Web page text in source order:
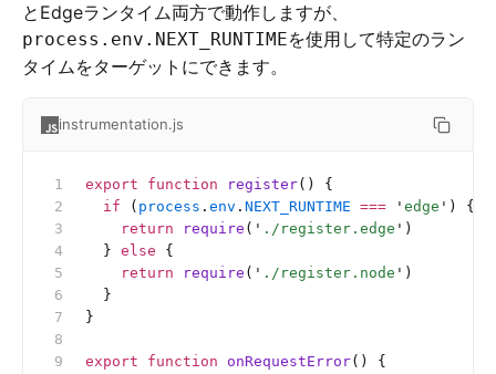
とEdgeランタイム両方で動作しますが、
process.env.NEXT_RUNTIMEを使用して特定のラン
タイムをターゲットにできます。
instrumentation.js
export function register() {
  if
( process . env . NEXT_RUNTIME === ' edge ' ) {
    return
require ( ' ./register.edge ' )
  }
else {
    return
require ( ' ./register.node ' )
  }
}
export function onRequestError() {